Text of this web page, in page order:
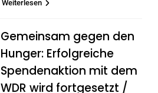
Weiterlesen
Gemeinsam gegen den
Hunger: Erfolgreiche
Spendenaktion mit dem
WDR wird fortgesetzt /